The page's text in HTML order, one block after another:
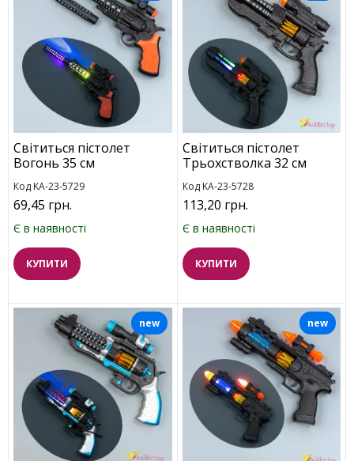
Світиться пістолет
Вогонь 35 см
Код KA-23-5729
69,45 грн.
Є в наявності
КУПИТИ
Світиться пістолет
Трьохстволка 32 см
Код KA-23-5728
113,20 грн.
Є в наявності
КУПИТИ
new new